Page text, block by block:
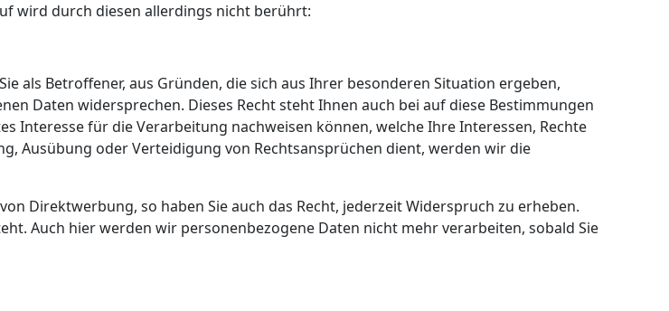
wird durch diesen allerdings nicht berührt:
als Betroffener, aus Gründen, die sich aus Ihrer besonderen Situation ergeben,
Daten widersprechen. Dieses Recht steht Ihnen auch bei auf diese Bestimmungen
Interesse für die Verarbeitung nachweisen können, welche Ihre Interessen, Rechte
Ausübung oder Verteidigung von Rechtsansprüchen dient, werden wir die
Direktwerbung, so haben Sie auch das Recht, jederzeit Widerspruch zu erheben.
Auch hier werden wir personenbezogene Daten nicht mehr verarbeiten, sobald Sie